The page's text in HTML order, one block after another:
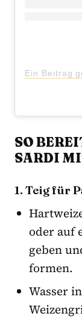
SO
SARDI
1. Teig für
oder auf
geben
formen.
Wasser